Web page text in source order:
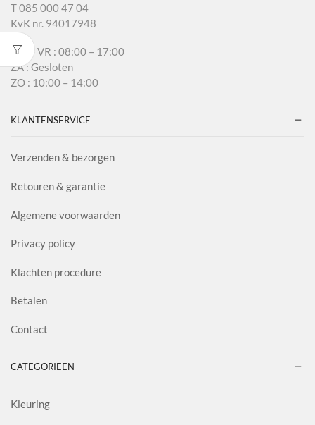
T 085 000 47 04
KvK nr. 94017948
MA – VR : 08:00 – 17:00
ZA : Gesloten
ZO : 10:00 – 14:00
KLANTENSERVICE
Verzenden & bezorgen
Retouren & garantie
Algemene voorwaarden
Privacy policy
Klachten procedure
Betalen
Contact
CATEGORIEËN
Kleuring